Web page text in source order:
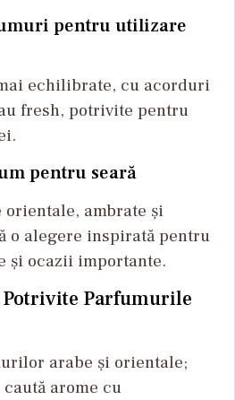
pentru utilizare
echilibrate, cu acorduri
fresh, potrivite pentru
pentru seară
ambrate și
o alegere inspirată pentru
și ocazii importante.
Potrivite Parfumurile
arabe și orientale;
arome cu